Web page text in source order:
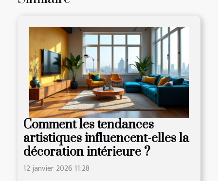
Comment les tendances
artistiques influencent-elles la
décoration intérieure ?
12 janvier 2026 11:28